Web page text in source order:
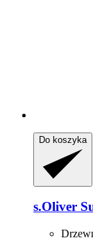
Do koszyka
s.Oliver